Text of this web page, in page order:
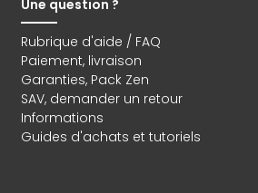
Une question ?
Rubrique d'aide / FAQ
Paiement, livraison
Garanties, Pack Zen
SAV, demander un retour
Informations
Guides d'achats et tutoriels